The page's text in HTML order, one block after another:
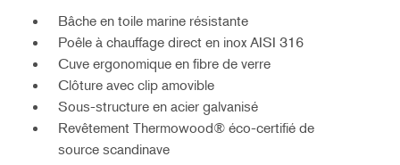
Bâche en toile marine résistante
Poêle à chauffage direct en inox AISI 316
Cuve ergonomique en fibre de verre
Clôture avec clip amovible
Sous-structure en acier galvanisé
Revêtement Thermowood® éco-certifié de
source scandinave